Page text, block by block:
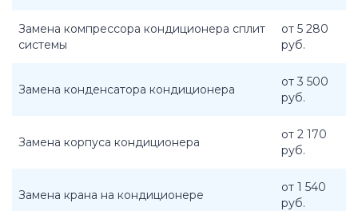
Замена компрессора кондиционера сплит
системы
от 5 280
руб.
Замена конденсатора кондиционера
от 3 500
руб.
Замена корпуса кондиционера
от 2 170
руб.
Замена крана на кондиционере
от 1 540
руб.